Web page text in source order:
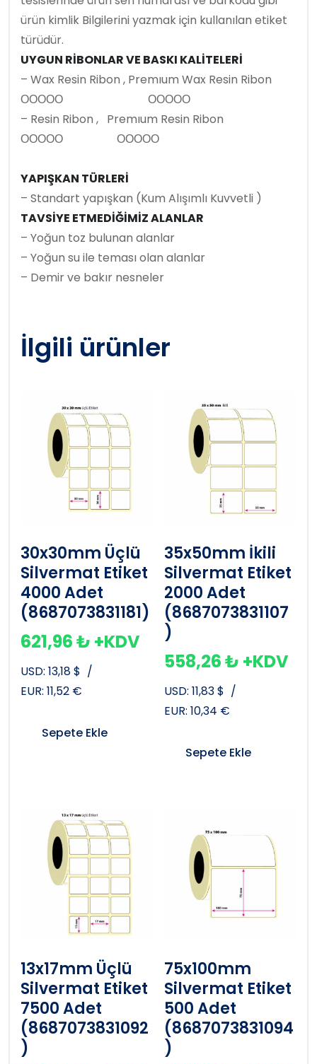
ürün kimlik Bilgilerini yazmak için kullanılan etiket
türüdür.
UYGUN RİBONLAR VE BASKI KALİTELERİ
– Wax Resin Ribon , Premıum Wax Resin Ribon
ΟΟΟΟΟ ΟΟΟΟΟ
– Resin Ribon , Premıum Resin Ribon
ΟΟΟΟΟ ΟΟΟΟΟ
YAPIŞKAN TÜRLERİ
– Standart yapışkan (Kum Alışımlı Kuvvetli )
TAVSİYE ETMEDİĞİMİZ ALANLAR
– Yoğun toz bulunan alanlar
– Yoğun su ile teması olan alanlar
– Demir ve bakır nesneler
İlgili ürünler
30x30mm Üçlü
Silvermat Etiket
4000 Adet
(8687073831181)
621,96₺ +KDV
USD: 13,18$ /
EUR: 11,52 €
Sepete Ekle
35x50mm İkili
Silvermat Etiket
2000 Adet
(8687073831107
)
558,26₺ +KDV
USD: 11,83$ /
EUR: 10,34 €
Sepete Ekle
13x17mm Üçlü
Silvermat Etiket
7500 Adet
(8687073831092
)
75x100mm
Silvermat Etiket
500 Adet
(8687073831094
)